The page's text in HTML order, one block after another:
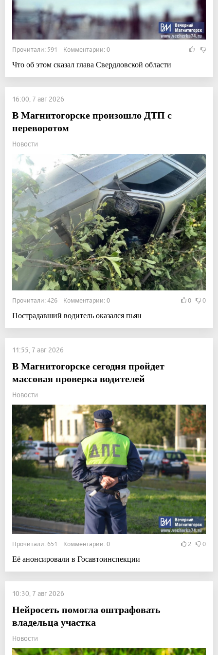
Прочитали: 591 Комментарии: 0
Что об этом сказал глава Свердловской области
16:00, 7 авг 2026
В Магнитогорске произошло ДТП с
переворотом
Новости
Прочитали: 426 Комментарии: 0 0 0
Пострадавший водитель оказался пьян
11:55, 7 авг 2026
В Магнитогорске сегодня пройдет
массовая проверка водителей
Новости
Прочитали: 651 Комментарии: 0 2 0
Её анонсировали в Госавтоинспекции
10:30, 7 авг 2026
Нейросеть помогла оштрафовать
владельца участка
Новости